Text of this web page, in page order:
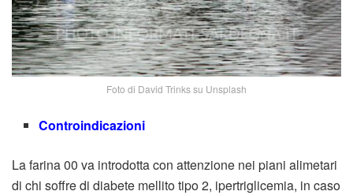
Foto di David Trinks su Unsplash
Controindicazioni
La farina 00 va introdotta con attenzione nei piani alimetari
di chi soffre di diabete mellito tipo 2, ipertriglicemia, in caso